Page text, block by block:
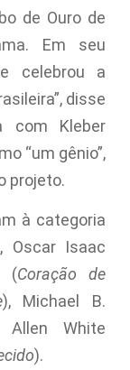
de Ouro de
Em seu
celebrou a
disse
com Kleber
“um gênio”,
projeto.
à categoria
Oscar Isaac
(Coração de
), Michael B.
White
).